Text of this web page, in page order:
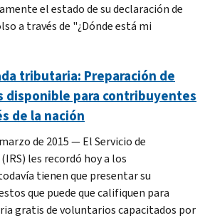
el estado de su declaración de
a través de "¿Dónde está mi
tributaria: Preparación de
disponible para contribuyentes
de la nación
de 2015 — El Servicio de
les recordó hoy a los
tienen que presentar su
que puede que califiquen para
gratis de voluntarios capacitados por